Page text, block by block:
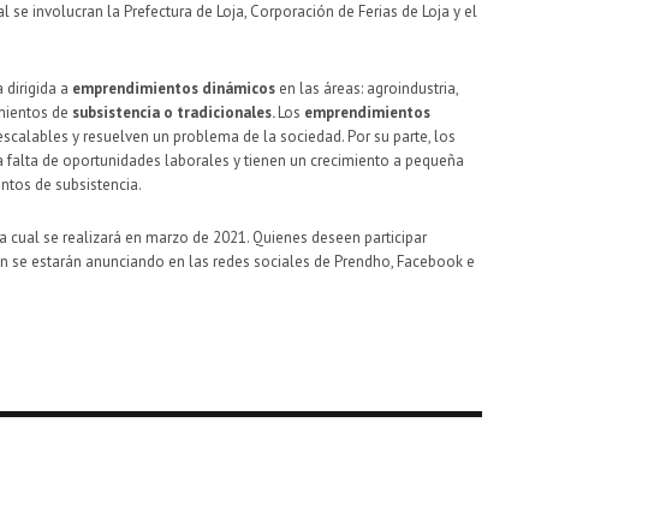
se involucran la Prefectura de Loja, Corporación de Ferias de Loja y el
dirigida a emprendimientos dinámicos en las áreas: agroindustria,
de subsistencia o tradicionales.Los emprendimientos
y resuelven un problema de la sociedad. Por su parte, los
de oportunidades laborales y tienen un crecimiento a pequeña
de subsistencia.
se realizará en marzo de 2021. Quienes deseen participar
se estarán anunciando en las redes sociales de Prendho, Facebook e